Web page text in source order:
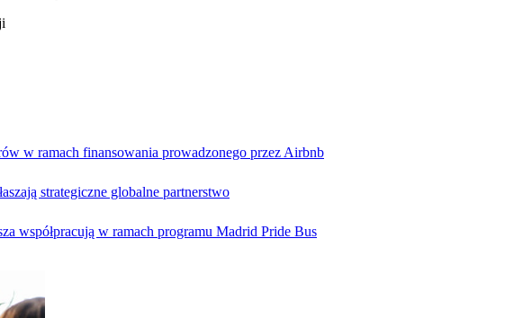
w ramach finansowania prowadzonego przez Airbnb
strategiczne globalne partnerstwo
współpracują w ramach programu Madrid Pride Bus